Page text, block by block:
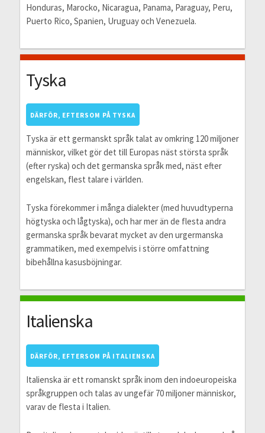
Honduras, Marocko, Nicaragua, Panama, Paraguay, Peru,
Puerto Rico, Spanien, Uruguay och Venezuela.
Tyska
DÄRFÖR, EFTERSOM PÅ TYSKA
Tyska är ett germanskt språk talat av omkring 120 miljoner
människor, vilket gör det till Europas näst största språk
(efter ryska) och det germanska språk med, näst efter
engelskan, flest talare i världen.
Tyska förekommer i många dialekter (med huvudtyperna
högtyska och lågtyska), och har mer än de flesta andra
germanska språk bevarat mycket av den urgermanska
grammatiken, med exempelvis i större omfattning
bibehållna kasusböjningar.
Italienska
DÄRFÖR, EFTERSOM PÅ ITALIENSKA
Italienska är ett romanskt språk inom den indoeuropeiska
språkgruppen och talas av ungefär 70 miljoner människor,
varav de flesta i Italien.